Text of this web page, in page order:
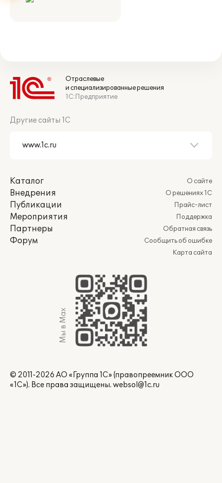
Отраслевые
и специализированные решения
1С:Предприятие
Другие сайты 1С
Каталог
Внедрения
Публикации
Мероприятия
Партнеры
Форум
О сайте
О решениях 1С
Прайс-лист
Поддержка
Обратная связь
Сообщить об ошибке
Карта сайта
Мы в Max
© 2011-2026 АО «Группа 1С» (правопреемник ООО
«1С»). Все права защищены. websol@1c.ru